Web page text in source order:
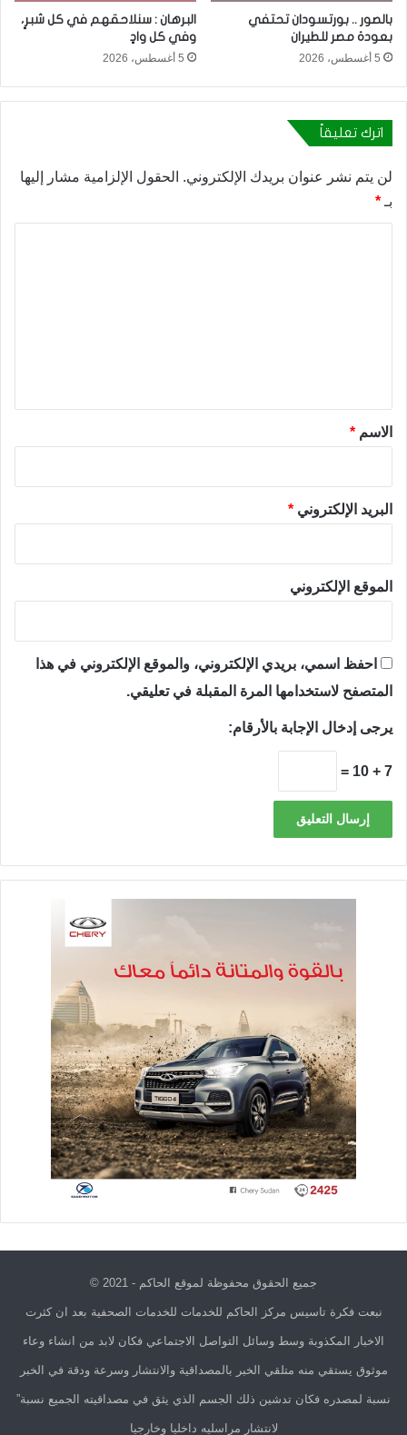
بالصور .. بورتسودان تحتفي
بعودة مصر للطيران
5 أغسطس، 2026
البرهان : سنلاحقهم في كل شبرٍ،
وفي كل وادٍ
5 أغسطس، 2026
اترك تعليقاً
لن يتم نشر عنوان بريدك الإلكتروني. الحقول الإلزامية مشار إليها
بـ *
*الاسم *
البريد الإلكتروني *
الموقع الإلكتروني
احفظ اسمي، بريدي الإلكتروني، والموقع الإلكتروني في هذا
المتصفح لاستخدامها المرة المقبلة في تعليقي.
يرجى إدخال الإجابة بالأرقام:
7 + 10 =
جميع الحقوق محفوظة لموقع الحاكم - 2021 ©
نبعت فكرة تاسيس مركز الحاكم للخدمات للخدمات الصحفية بعد ان كثرت
الاخبار المكذوبة وسط وسائل التواصل الاجتماعي فكان لابد من انشاء وعاء
موثوق يستقي منه متلقي الخبر بالمصداقية والانتشار وسرعة ودقة في الخبر
نسبة لمصدره فكان تدشين ذلك الجسم الذي يثق في مصداقيته الجميع نسبة”
لانتشار مراسليه داخليا وخارجيا